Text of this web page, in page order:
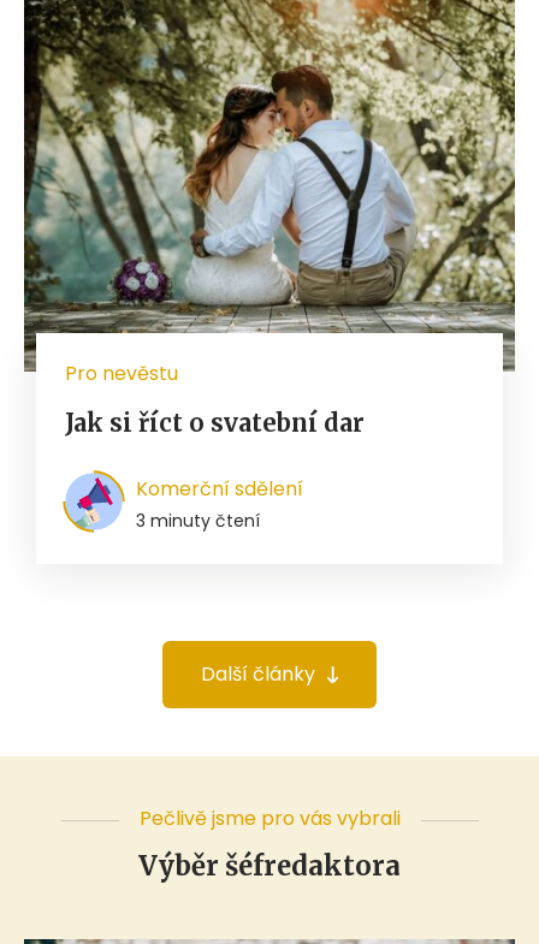
Pro nevěstu
Jak si říct o svatební dar
Komerční sdělení
3 minuty čtení
Další články
Pečlivě jsme pro vás vybrali
Výběr šéfredaktora